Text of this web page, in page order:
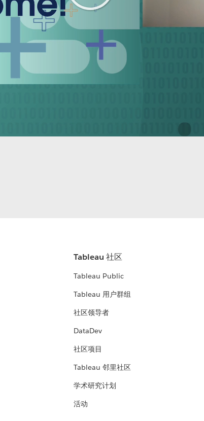
Play
Video
Tableau 社区
Tableau Public
Tableau 用户群组
社区领导者
DataDev
社区项目
Tableau 邻里社区
学术研究计划
活动